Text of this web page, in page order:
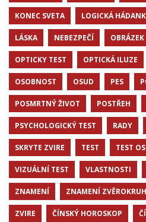
KONEC SVETA LOGICKÁ
LÁSKA NEBEZPEČÍ OBRÁZEK
OPTICKY TEST OPTICKÁ ILUZE
OSOBNOST OSUD PES
POSMRTNÝ ŽIVOT POSTŘEH
PSYCHOLOGICKÝ TEST RADY
SKRYTE ZVIRE TEST TEST
VIZUÁLNÍ TEST VLASTNOSTI
ZNAMENÍ ZNAMENÍ
ZVIRE ČÍNSKÝ HOROSKOP